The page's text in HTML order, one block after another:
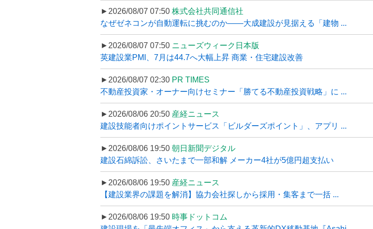
►2026/08/07 07:50 株式会社共同通信社
なぜゼネコンが自動運転に挑むのか――大成建設が見据える「建物 ...
►2026/08/07 07:50 ニューズウィーク日本版
英建設業PMI、7月は44.7へ大幅上昇 商業・住宅建設改善
►2026/08/07 02:30 PR TIMES
不動産投資家・オーナー向けセミナー「勝てる不動産投資戦略」に ...
►2026/08/06 20:50 産経ニュース
建設技能者向けポイントサービス「ビルダーズポイント」、アプリ ...
►2026/08/06 19:50 朝日新聞デジタル
建設石綿訴訟、さいたまで一部和解 メーカー4社が5億円超支払い
►2026/08/06 19:50 産経ニュース
【建設業界の課題を解消】協力会社探しから採用・集客まで一括 ...
►2026/08/06 19:50 時事ドットコム